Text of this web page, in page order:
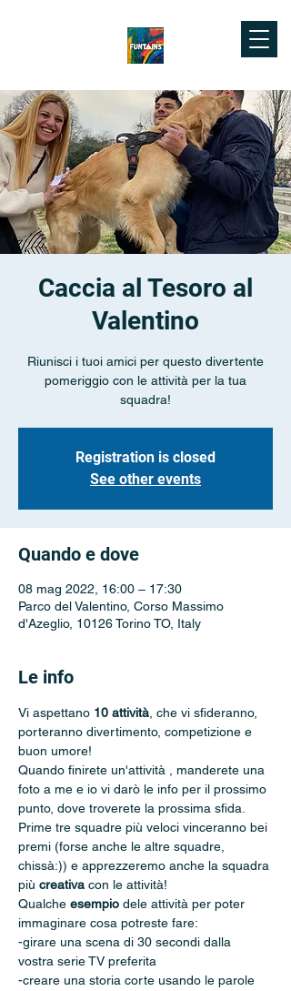
Caccia al Tesoro al
Valentino
Riunisci i tuoi amici per questo divertente
pomeriggio con le attività per la tua
squadra!
Registration is closed
See other events
Quando e dove
08 mag 2022, 16:00 – 17:30
Parco del Valentino, Corso Massimo
d'Azeglio, 10126 Torino TO, Italy
Le info
Vi aspettano 10 attività , che vi sfideranno,
porteranno divertimento, competizione e
buon umore!
Quando finirete un'attività , manderete una
foto a me e io vi darò le info per il prossimo
punto, dove troverete la prossima sfida.
Prime tre squadre più veloci vinceranno bei
premi (forse anche le altre squadre,
chissà:)) e apprezzeremo anche la squadra
più creativa con le attività!
Qualche esempio dele attività per poter
immaginare cosa potreste fare:
-girare una scena di 30 secondi dalla
vostra serie TV preferita
-creare una storia corte usando le parole